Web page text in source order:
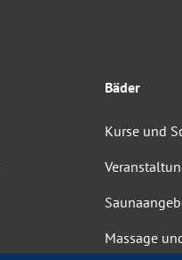
Bäder
Kurse und
Massage